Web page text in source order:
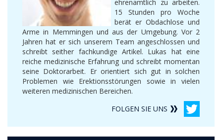
ehrenamtlich zu arbeiten.
15 Stunden pro Woche
berät er Obdachlose und
Arme in Memmingen und aus der Umgebung. Vor 2
Jahren hat er sich unserem Team angeschlossen und
schreibt seither fachkundige Artikel. Lukas hat eine
reiche medizinische Erfahrung und schreibt momentan
seine Doktorarbeit. Er orientiert sich gut in solchen
Problemen wie Erektionsstörungen sowie in vielen
weiteren medizinischen Bereichen.
FOLGEN SIE UNS